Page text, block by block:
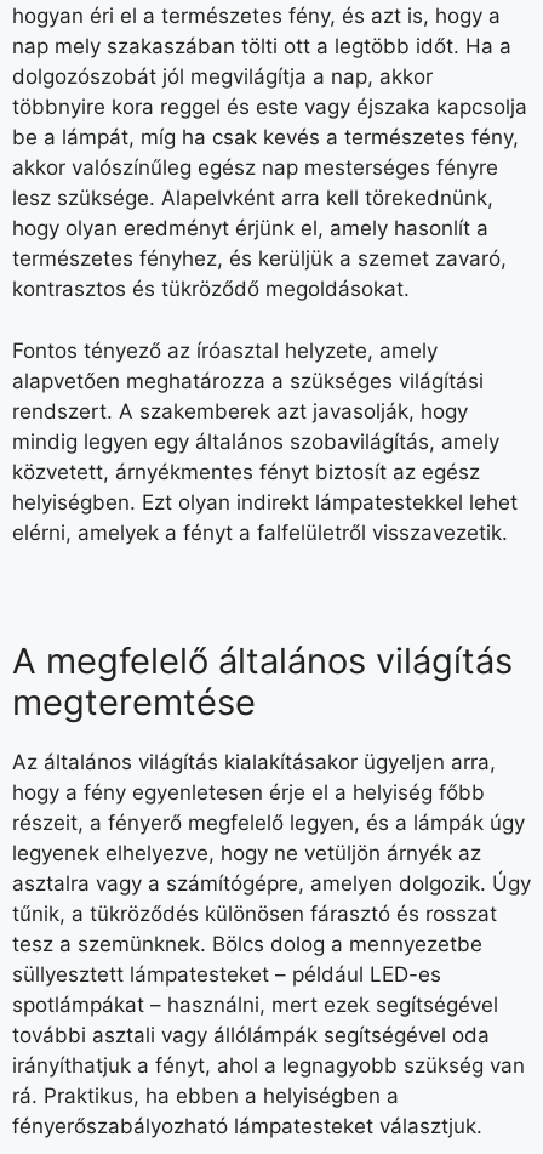
hogyan éri el a természetes fény, és azt is, hogy a
nap mely szakaszában tölti ott a legtöbb időt. Ha a
dolgozószobát jól megvilágítja a nap, akkor
többnyire kora reggel és este vagy éjszaka kapcsolja
be a lámpát, míg ha csak kevés a természetes fény,
akkor valószínűleg egész nap mesterséges fényre
lesz szüksége. Alapelvként arra kell törekednünk,
hogy olyan eredményt érjünk el, amely hasonlít a
természetes fényhez, és kerüljük a szemet zavaró,
kontrasztos és tükröződő megoldásokat.
Fontos tényező az íróasztal helyzete, amely
alapvetően meghatározza a szükséges világítási
rendszert. A szakemberek azt javasolják, hogy
mindig legyen egy általános szobavilágítás, amely
közvetett, árnyékmentes fényt biztosít az egész
helyiségben. Ezt olyan indirekt lámpatestekkel lehet
elérni, amelyek a fényt a falfelületről visszavezetik.
A megfelelő általános világítás
megteremtése
Az általános világítás kialakításakor ügyeljen arra,
hogy a fény egyenletesen érje el a helyiség főbb
részeit, a fényerő megfelelő legyen, és a lámpák úgy
legyenek elhelyezve, hogy ne vetüljön árnyék az
asztalra vagy a számítógépre, amelyen dolgozik. Úgy
tűnik, a tükröződés különösen fárasztó és rosszat
tesz a szemünknek. Bölcs dolog a mennyezetbe
süllyesztett lámpatesteket – például LED-es
spotlámpákat – használni, mert ezek segítségével
további asztali vagy állólámpák segítségével oda
irányíthatjuk a fényt, ahol a legnagyobb szükség van
rá. Praktikus, ha ebben a helyiségben a
fényerőszabályozható lámpatesteket választjuk.